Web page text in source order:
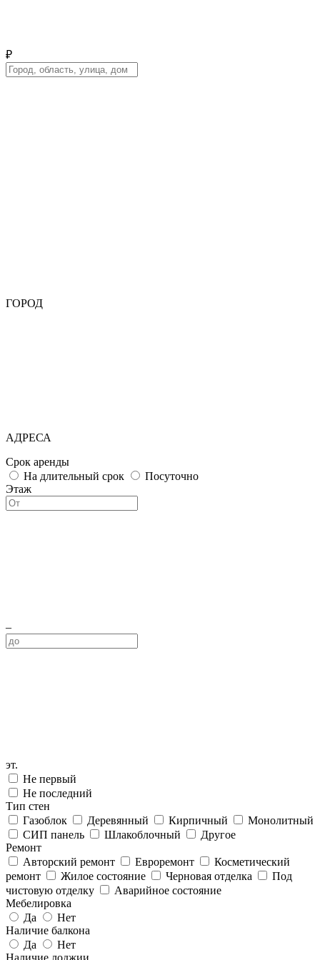
₽
ГОРОД
АДРЕСА
Срок аренды
На длительный срок
Посуточно
Этаж
–
эт.
Не первый
Не последний
Тип стен
Газоблок
Деревянный Кирпичный
Монолитный
СИП панель
Шлакоблочный
Другое
Ремонт
Авторский ремонт
Евроремонт
Косметический
ремонт
Жилое состояние Черновая отделка
Под
чистовую отделку
Аварийное состояние
Мебелировка
Да
Нет
Наличие балкона
Да
Нет